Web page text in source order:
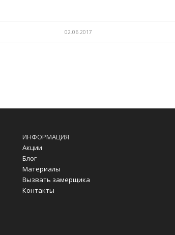
02.06.2017
ИНФОРМАЦИЯ
Акции
Блог
Материалы
Вызвать замерщика
Контакты